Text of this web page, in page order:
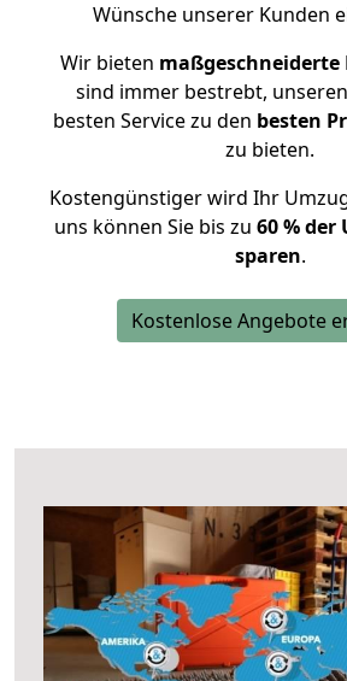
Wünsche unserer Kunden
Wir bieten maßgeschneiderte
sind immer bestrebt,
besten Service zu den besten
zu bieten.
Kostengünstiger wird Ihr
uns können Sie bis zu 60 % der
sparen.
Kostenlose Angebote